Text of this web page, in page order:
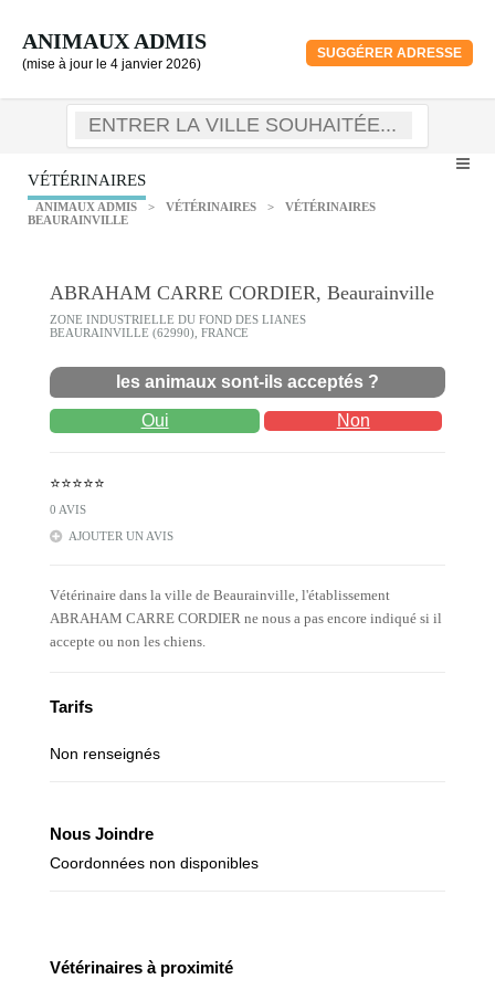
ANIMAUX ADMIS
(mise à jour le 4 janvier 2026)
SUGGÉRER ADRESSE
VÉTÉRINAIRES
ANIMAUX ADMIS > VÉTÉRINAIRES >
VÉTÉRINAIRES
BEAURAINVILLE
ABRAHAM CARRE CORDIER, Beaurainville
ZONE INDUSTRIELLE DU FOND DES LIANES
BEAURAINVILLE (62990), FRANCE
les animaux sont-ils acceptés ?
Oui Non
⭐⭐⭐⭐⭐
0 AVIS
AJOUTER UN AVIS
Vétérinaire dans la ville de Beaurainville, l'établissement
ABRAHAM CARRE CORDIER ne nous a pas encore indiqué si il
accepte ou non les chiens.
Tarifs
Non renseignés
Nous Joindre
Coordonnées non disponibles
Vétérinaires à proximité